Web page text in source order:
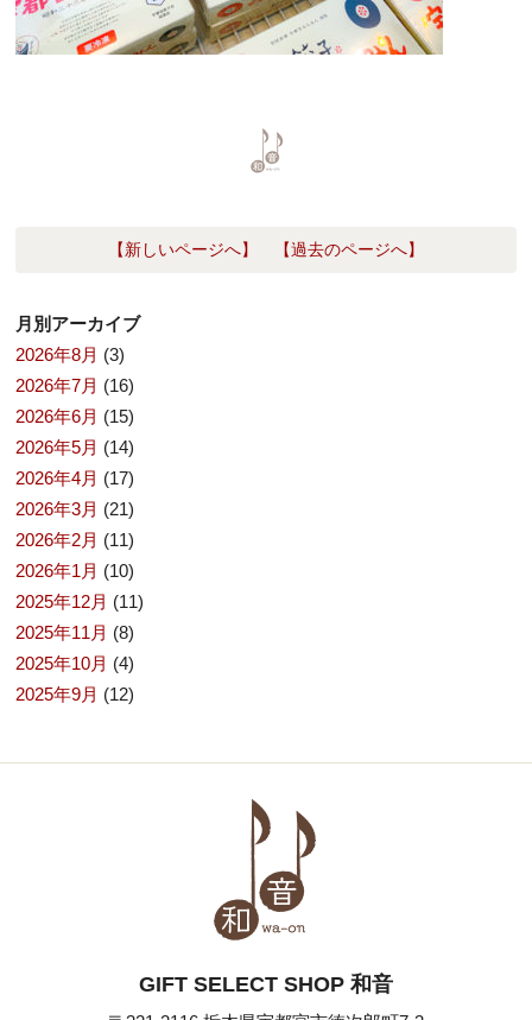
【新しいページへ】 【過去のページへ】
月別アーカイブ
2026年8月 (3)
2026年7月 (16)
2026年6月 (15)
2026年5月 (14)
2026年4月 (17)
2026年3月 (21)
2026年2月 (11)
2026年1月 (10)
2025年12月 (11)
2025年11月 (8)
2025年10月 (4)
2025年9月 (12)
GIFT SELECT SHOP 和音